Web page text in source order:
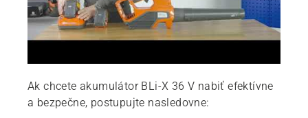
Ak chcete akumulátor BLi-X 36 V nabiť efektívne
a bezpečne, postupujte nasledovne: